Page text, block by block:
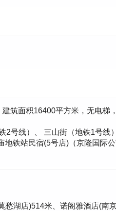
筑面积16400平方米，无电梯
号线）、 三山街（地铁1号线
铁站民宿(5号店)（京隆国际
湖店)514米、诺阁雅酒店(南